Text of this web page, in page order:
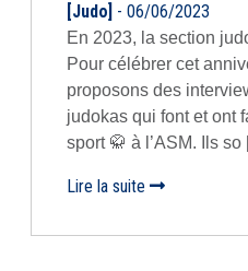
[Judo] - 06/06/2023
En 2023, la section
Pour célébrer cet
proposons des
judokas qui font et ont
sport 🥋 à l’ASM. Ils so
Lire la suite